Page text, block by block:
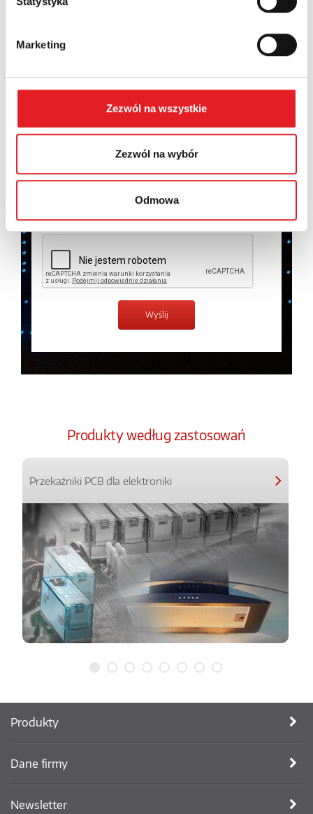
Marketing
Zezwól na wszystkie
Zezwól na wybór
Odmowa
osobowych przez Relpol S.A. Więcej informacji na
prywatności.*
Produkty według zastosowań
Przekaźniki PCB dla elektroniki
Produkty
Dane firmy
Newsletter